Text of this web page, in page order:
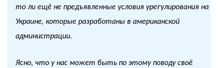
то ли ещё не предъявленные условия урегулирования на
Украине, которые разработаны в американской
администрации.
Ясно, что у нас может быть по этому поводу своё